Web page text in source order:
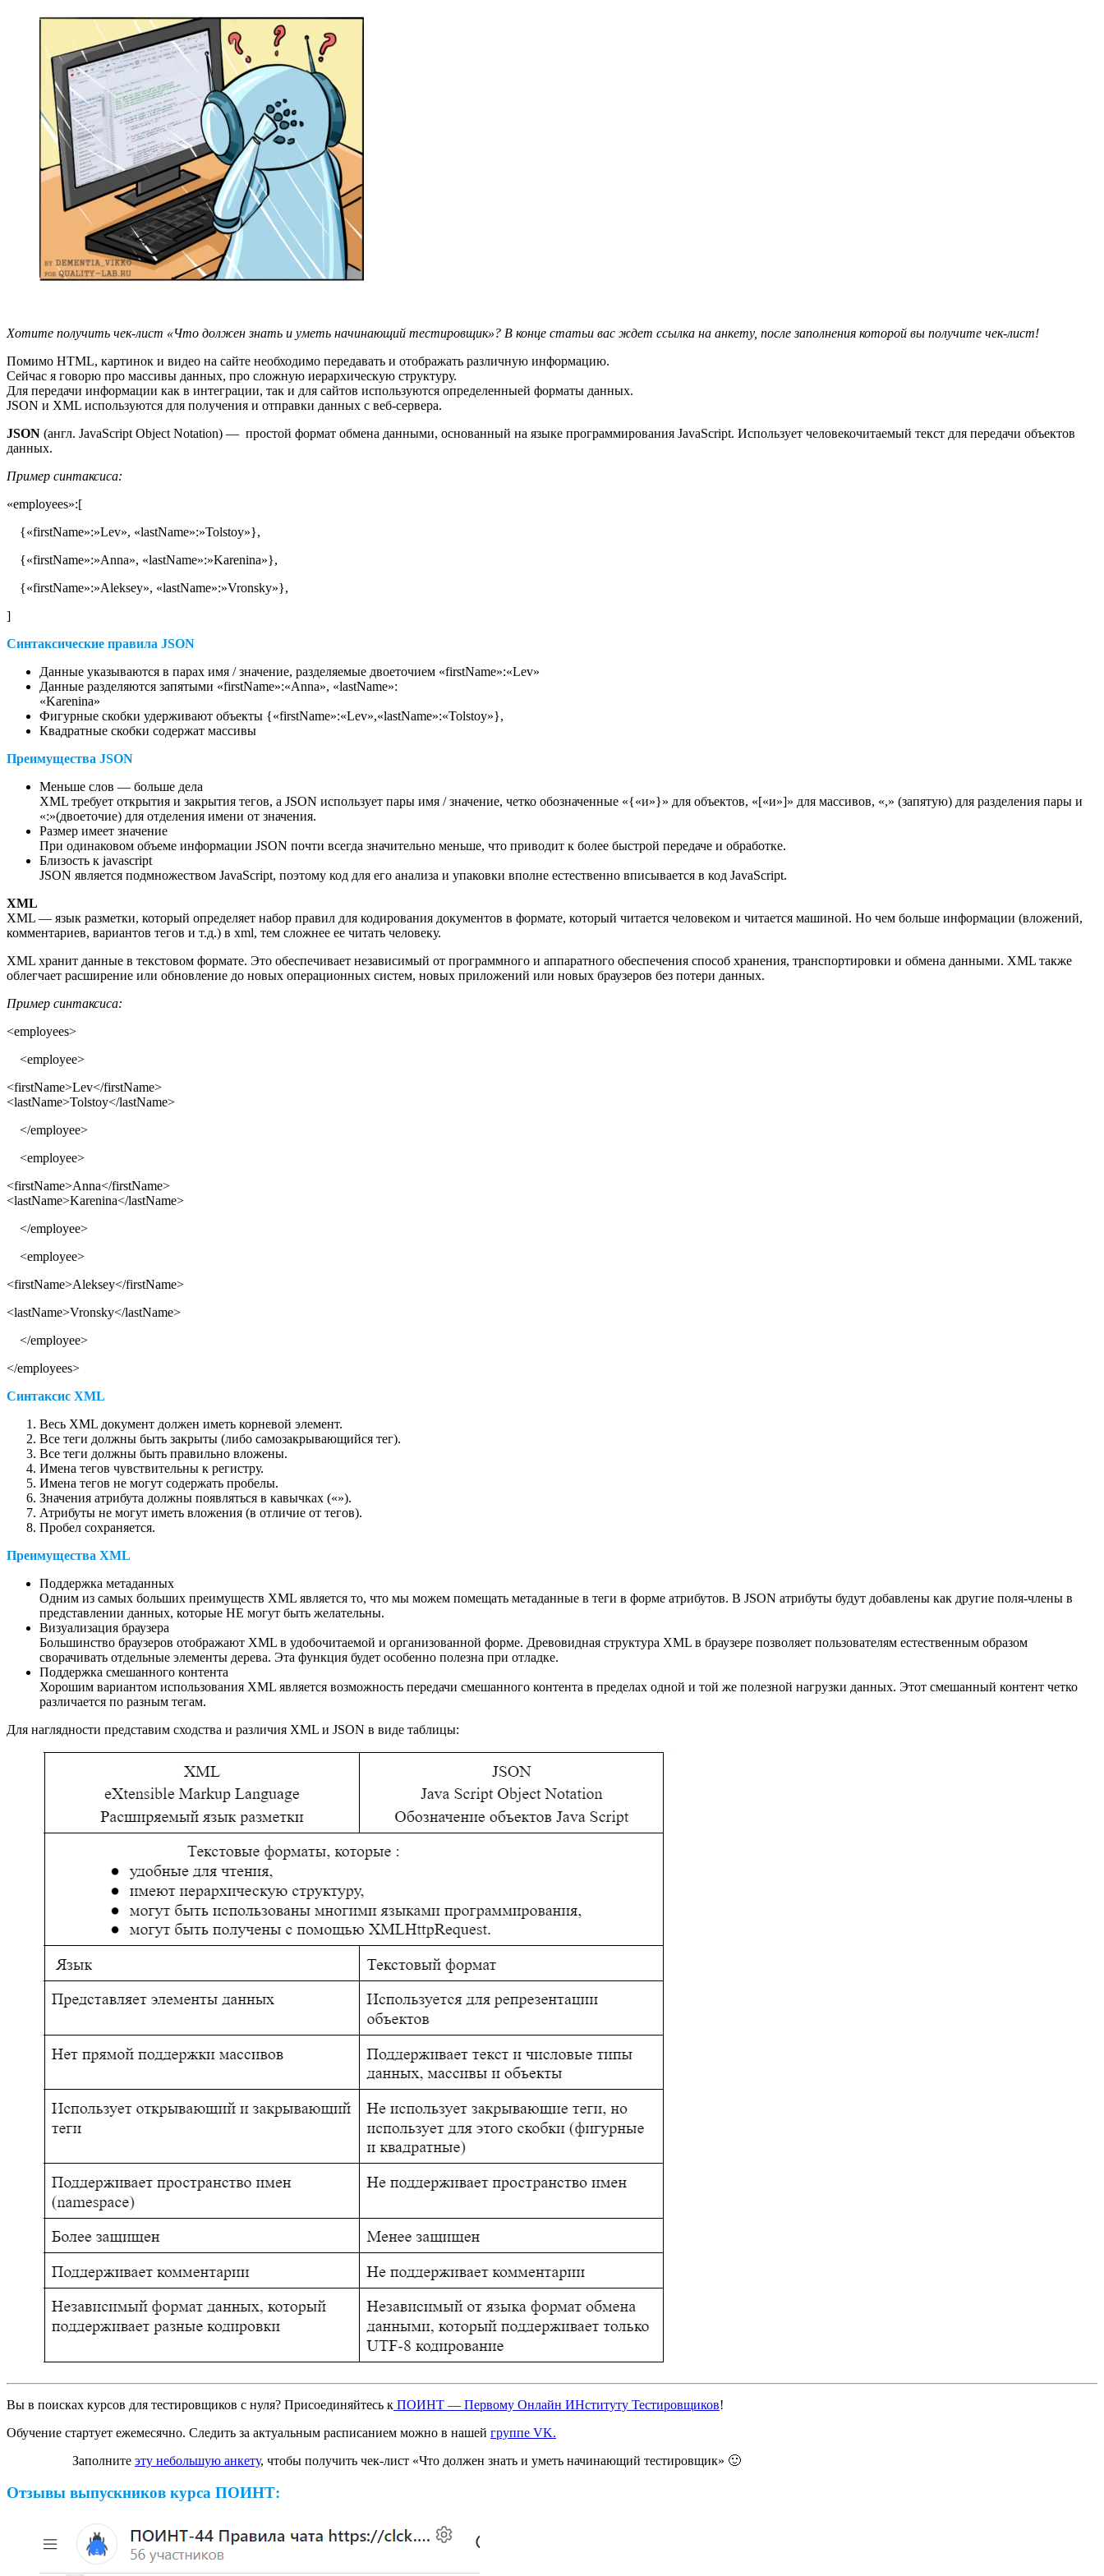
Хотите получить чек-лист «Что должен знать и уметь начинающий тестировщик»? В конце статьи вас ждет ссылка на анкету, после заполнения которой вы получите чек-лист!
Помимо HTML, картинок и видео на сайте необходимо передавать и отображать различную информацию.
Сейчас я говорю про массивы данных, про сложную иерархическую структуру.
Для передачи информации как в интеграции, так и для сайтов используются определенныей форматы данных.
JSON и XML используются для получения и отправки данных с веб-сервера.
JSON (англ. JavaScript Object Notation) — простой формат обмена данными, основанный на языке программирования JavaScript. Использует человекочитаемый текст для передачи объектов
данных.
Пример синтаксиса:
«employees»:[
{«firstName»:»Lev», «lastName»:»Tolstoy»},
{«firstName»:»Anna», «lastName»:»Karenina»},
{«firstName»:»Aleksey», «lastName»:»Vronsky»},
]
Синтаксические правила JSON
Данные указываются в парах имя / значение, разделяемые двоеточием «firstName»:«Lev»
Данные разделяются запятыми «firstName»:«Anna», «lastName»:
«Karenina»
Фигурные скобки удерживают объекты {«firstName»:«Lev»,«lastName»:«Tolstoy»},
Квадратные скобки содержат массивы
Преимущества JSON
Меньше слов — больше дела
XML требует открытия и закрытия тегов, а JSON использует пары имя / значение, четко обозначенные «{«и»}» для объектов, «[«и»]» для массивов, «,» (запятую) для разделения пары и
«:»(двоеточие) для отделения имени от значения.
Размер имеет значение
При одинаковом объеме информации JSON почти всегда значительно меньше, что приводит к более быстрой передаче и обработке.
Близость к javascript
JSON является подмножеством JavaScript, поэтому код для его анализа и упаковки вполне естественно вписывается в код JavaScript.
XML
XML — язык разметки, который определяет набор правил для кодирования документов в формате, который читается человеком и читается машиной. Но чем больше информации (вложений,
комментариев, вариантов тегов и т.д.) в xml, тем сложнее ее читать человеку.
XML хранит данные в текстовом формате. Это обеспечивает независимый от программного и аппаратного обеспечения способ хранения, транспортировки и обмена данными. XML также
облегчает расширение или обновление до новых операционных систем, новых приложений или новых браузеров без потери данных.
Пример синтаксиса:
<employees>
<employee>
<firstName>Lev</firstName>
<lastName>Tolstoy</lastName>
</employee>
<employee>
<firstName>Anna</firstName>
<lastName>Karenina</lastName>
</employee>
<employee>
<firstName>Aleksey</firstName>
<lastName>Vronsky</lastName>
</employee>
</employees>
Синтаксис XML
Весь XML документ должен иметь корневой элемент.
Все теги должны быть закрыты (либо самозакрывающийся тег).
Все теги должны быть правильно вложены.
Имена тегов чувствительны к регистру.
Имена тегов не могут содержать пробелы.
Значения атрибута должны появляться в кавычках («»).
Атрибуты не могут иметь вложения (в отличие от тегов).
Пробел сохраняется.
Преимущества XML
Поддержка метаданных
Одним из самых больших преимуществ XML является то, что мы можем помещать метаданные в теги в форме атрибутов. В JSON атрибуты будут добавлены как другие поля-члены в
представлении данных, которые НЕ могут быть желательны.
Визуализация браузера
Большинство браузеров отображают XML в удобочитаемой и организованной форме. Древовидная структура XML в браузере позволяет пользователям естественным образом
сворачивать отдельные элементы дерева. Эта функция будет особенно полезна при отладке.
Поддержка смешанного контента
Хорошим вариантом использования XML является возможность передачи смешанного контента в пределах одной и той же полезной нагрузки данных. Этот смешанный контент четко
различается по разным тегам.
Для наглядности представим сходства и различия XML и JSON в виде таблицы:
Вы в поисках курсов для тестировщиков с нуля? Присоединяйтесь к ПОИНТ — Первому Онлайн ИНституту Тестировщиков!
Обучение стартует ежемесячно. Следить за актуальным расписанием можно в нашей группе VK.
Заполните эту небольшую анкету, чтобы получить чек-лист «Что должен знать и уметь начинающий тестировщик» 🙂
Отзывы выпускников курса ПОИНТ: